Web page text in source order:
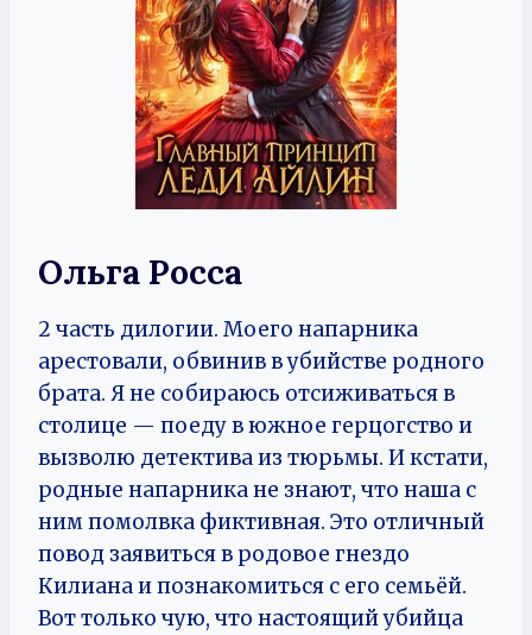
Ольга Росса
2 часть дилогии. Моего напарника
арестовали, обвинив в убийстве родного
брата. Я не собираюсь отсиживаться в
столице — поеду в южное герцогство и
вызволю детектива из тюрьмы. И кстати,
родные напарника не знают, что наша с
ним помолвка фиктивная. Это отличный
повод заявиться в родовое гнездо
Килиана и познакомиться с его семьёй.
Вот только чую, что настоящий убийца